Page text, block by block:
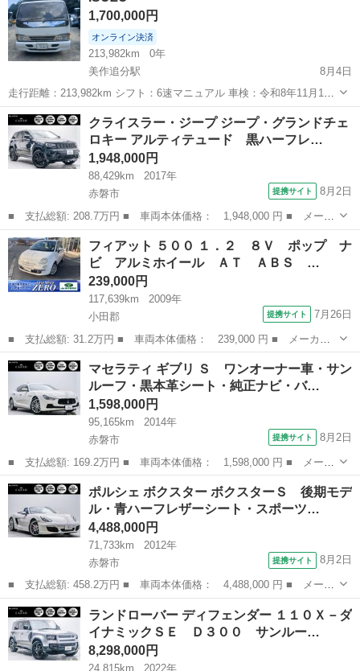
ない方であろうと思われる方は問...
1,700,000円
オンライン決済
213,982km
0年
美作追分駅
8月4日
走行距離：213,982km シフト：6速マニュアル 車検：令和8年11月13
日まで有効 ナンバー：岡山 車体色：ホワイト 積載量：2トン エアコ
ン：動作良好 現状販売です。事故歴はありません。 内外装ともに綺麗
な状態で...
岡山 苫田郡 美作追分駅 その他
クライスラー・ジープ ジープ・グランドチェ
ロキー アルティテュード 黒ハーフレ…
1,948,000円
88,429km
2017年
赤磐市
提携サイト 8月2日
■ 支払総額: 208.7万円 ■ 車両本体価格： 1,948,000 円 ■ メーカ
ー名： クライスラー・ジープ ■ 車種名： ジープ・グランドチェ
ロキー ■ グレード名： アルティテュード 黒ハーフレザーシー
ト・前後ド...
岡山 赤磐市
フィアット ５００ １．２ ８Ｖ ポップ ナ
ビ アルミホイール ＡＴ ＡＢＳ …
239,000円
117,639km
2009年
小田郡
提携サイト 7月26日
■ 支払総額: 31.2万円 ■ 車両本体価格： 239,000 円 ■ メーカー
名： フィアット ■ 車種名： ５００ ■ グレード名： １．２
８Ｖ ポップ ナビ アルミホイール ＡＴ ＡＢＳ ＣＤ エアコ
ン パワース...
岡山 小田郡
マセラティ ギブリ Ｓ ワンオーナー車・サン
ルーフ・黒本革シート・純正ナビ・バ…
1,598,000円
95,165km
2014年
赤磐市
提携サイト 8月2日
■ 支払総額: 169.2万円 ■ 車両本体価格： 1,598,000 円 ■ メーカ
ー名： マセラティ ■ 車種名： ギブリ ■ グレード名： Ｓ ワ
ンオーナー車・サンルーフ・黒本革シート・純正ナビ・バックカメ
ラ・フルセ...
岡山 赤磐市
ポルシェ ボクスター ボクスターＳ 後期モデ
ル・青ハーフレザーシート・スポーツ…
4,488,000円
71,733km
2012年
赤磐市
提携サイト 8月2日
■ 支払総額: 458.2万円 ■ 車両本体価格： 4,488,000 円 ■ メーカ
ー名： ポルシェ ■ 車種名： ボクスター ■ グレード名： ボク
スターＳ 後期モデル・青ハーフレザーシート・スポーツクロノパッ
ケージ・...
岡山 赤磐市 その他
ランドローバー ディフェンダー １１０Ｘ－ダ
イナミックＳＥ Ｄ３００ サンルー…
8,298,000円
24,815km
2022年